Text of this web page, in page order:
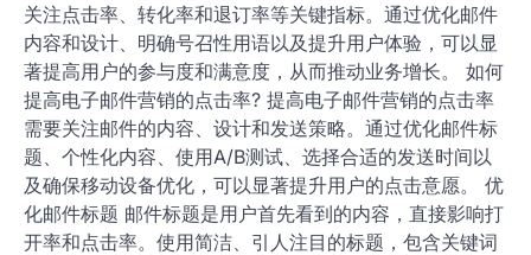
关注点击率、转化率和退订率等关键指标。通过优化邮件
内容和设计、明确号召性用语以及提升用户体验，可以显
著提高用户的参与度和满意度，从而推动业务增长。 如何
提高电子邮件营销的点击率? 提高电子邮件营销的点击率
需要关注邮件的内容、设计和发送策略。通过优化邮件标
题、个性化内容、使用A/B测试、选择合适的发送时间以
及确保移动设备优化，可以显著提升用户的点击意愿。 优
化邮件标题 邮件标题是用户首先看到的内容，直接影响打
开率和点击率。使用简洁、引人注目的标题，包含关键词